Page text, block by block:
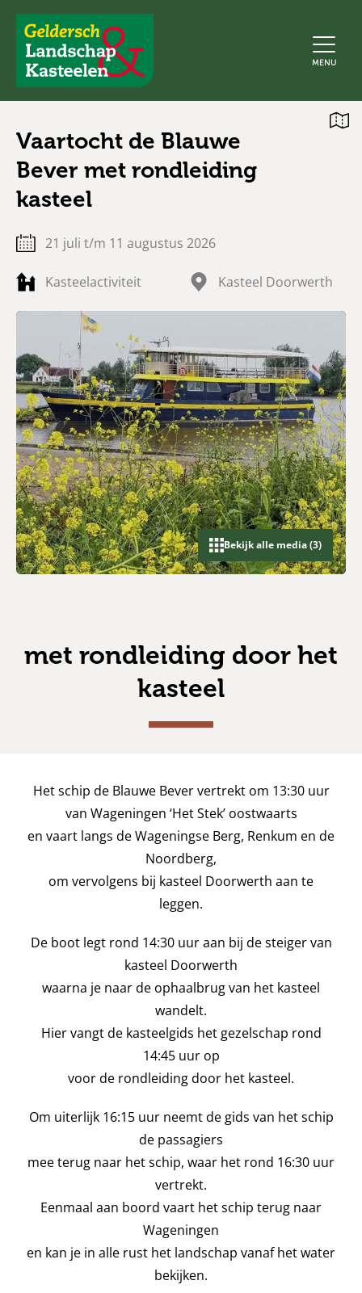
Geldersch
Landschap
en
MENU
Vaartocht de Blauwe
Bever met rondleiding
kasteel
21 juli t/m 11 augustus 2026
Kasteelactiviteit Kasteel Doorwerth
Open
Bekijk alle media (3)
met rondleiding door het
kasteel
Het schip de Blauwe Bever vertrekt om 13:30 uur
van Wageningen ‘Het Stek’ oostwaarts
en vaart langs de Wageningse Berg, Renkum en de
Noordberg,
om vervolgens bij kasteel Doorwerth aan te
leggen.
De boot legt rond 14:30 uur aan bij de steiger van
kasteel Doorwerth
waarna je naar de ophaalbrug van het kasteel
wandelt.
Hier vangt de kasteelgids het gezelschap rond
14:45 uur op
voor de rondleiding door het kasteel.
Om uiterlijk 16:15 uur neemt de gids van het schip
de passagiers
mee terug naar het schip, waar het rond 16:30 uur
vertrekt.
Eenmaal aan boord vaart het schip terug naar
Wageningen
en kan je in alle rust het landschap vanaf het water
bekijken.